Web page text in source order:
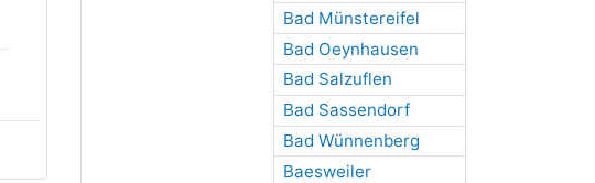
Bad Münstereifel
Bad Oeynhausen
Bad Salzuflen
Bad Sassendorf
Bad Wünnenberg
Baesweiler